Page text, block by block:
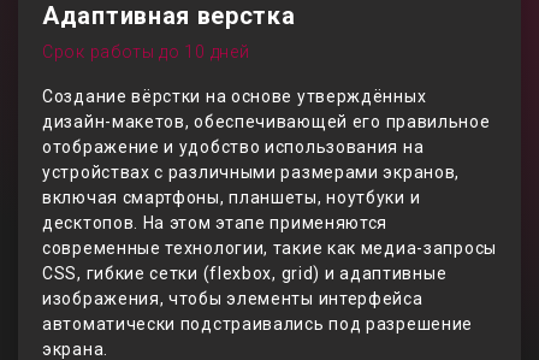
Адаптивная верстка
Срок работы до 10 дней
Создание вёрстки на основе утверждённых
дизайн-макетов, обеспечивающей его правильное
отображение и удобство использования на
устройствах с различными размерами экранов,
включая смартфоны, планшеты, ноутбуки и
десктопов. На этом этапе применяются
современные технологии, такие как медиа-запросы
CSS, гибкие сетки (flexbox, grid) и адаптивные
изображения, чтобы элементы интерфейса
автоматически подстраивались под разрешение
экрана.